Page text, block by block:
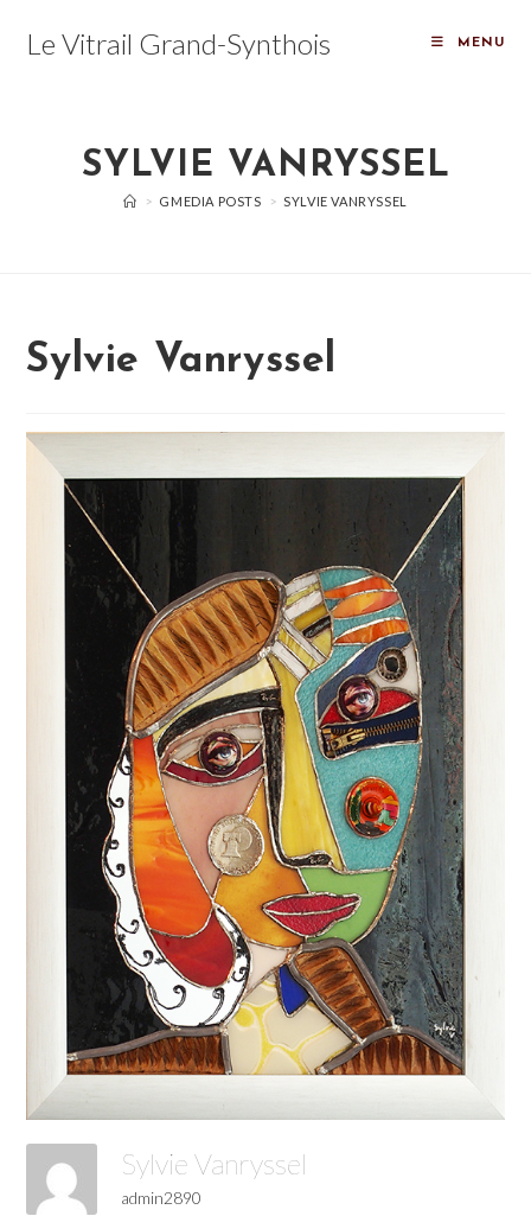
Le Vitrail Grand-Synthois MENU
SYLVIE VANRYSSEL
> GMEDIA POSTS > SYLVIE VANRYSSEL
Sylvie Vanryssel
Sylvie Vanryssel
admin2890